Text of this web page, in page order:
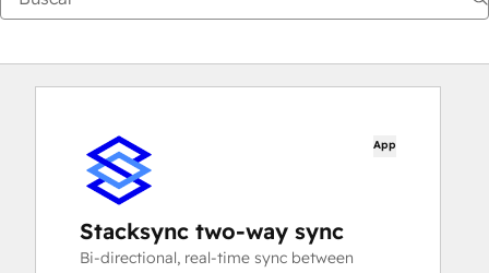
App
Stacksync two-way sync
Bi-directional, real-time sync between